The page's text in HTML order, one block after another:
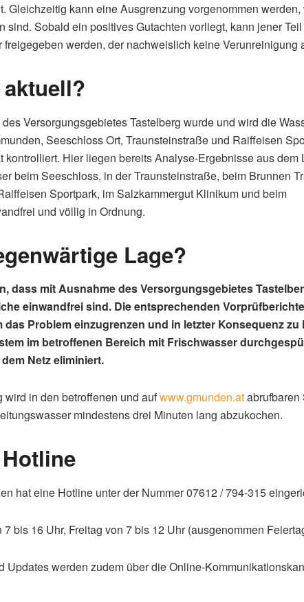
Gleichzeitig kann eine Ausgrenzung vorgenommen
sind. Sobald ein positives Gutachten vorliegt, kann jener
freigegeben werden, der nachweislich keine Verunreinigung
Versorgungsgebietes Tastelberg wurde und wird die
Seeschloss Ort, Traunsteinstraße und Raiffeisen
kontrolliert. Hier liegen bereits Analyse-Ergebnisse aus dem
beim Seeschloss, in der Traunsteinstraße, beim Brunnen
Sportpark, im Salzkammergut Klinikum und beim
und völlig in Ordnung.
Lage?
dass mit Ausnahme des Versorgungsgebietes
einwandfrei sind. Die entsprechenden
Problem einzugrenzen und in letzter Konsequenz zu
im betroffenen Bereich mit Frischwasser
Netz eliminiert.
in den betroffenen und aufwww.gmunden.atabrufbaren
mindestens drei Minuten lang abzukochen.
hat eine Hotline unter der Nummer 07612 / 794-315
bis 16 Uhr, Freitag von 7 bis 12 Uhr (ausgenommen
Updates werden zudem über die Online-